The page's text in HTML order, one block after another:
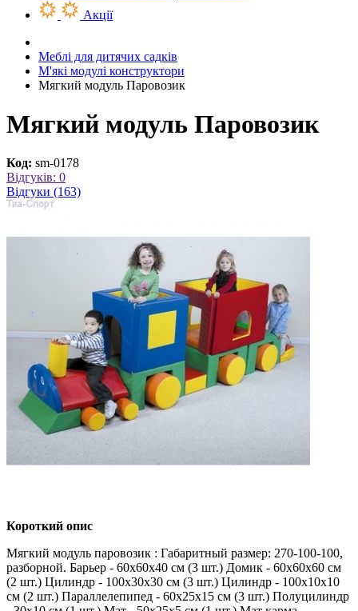
Акції
Меблі для дитячих садків
М'які модулі конструктори
Мягкий модуль Паровозик
Мягкий модуль Паровозик
Код: sm-0178
Відгуків: 0
Відгуки (163)
Короткий опис
Мягкий модуль паровозик​ : Габаритный размер: 270-100-100,
разборной. Барьер - 60x60x40 см (3 шт.) Домик - 60x60x60 см
(2 шт.) Цилиндр - 100x30x30 см (3 шт.) Цилиндр - 100x10x10
см (2 шт.) Параллелепипед - 60x25x15 см (3 шт.) Полуцилиндр